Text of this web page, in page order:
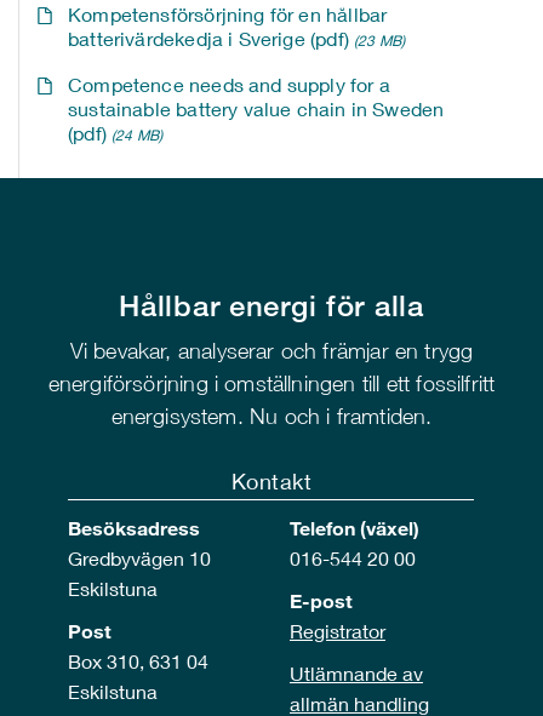
Kompetensförsörjning för en hållbar
batterivärdekedja i Sverige (pdf) (23 MB)
Competence needs and supply for a
sustainable battery value chain in Sweden
(pdf) (24 MB)
Hållbar energi för alla
Vi bevakar, analyserar och främjar en trygg
energiförsörjning i omställningen till ett fossilfritt
energisystem. Nu och i framtiden.
Kontakt
Besöksadress
Gredbyvägen 10
Eskilstuna
Post
Box 310, 631 04
Eskilstuna
Telefon (växel)
016-544 20 00
E-post
Registrator
Utlämnande av
allmän handling